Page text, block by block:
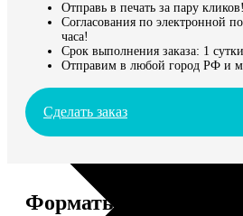
Отправь в печать за пару кликов!
Согласования по электронной
часа!
Срок выполнения заказа: 1 сутки
Отправим в любой город РФ и
Сделать заказ
Форматы и цены